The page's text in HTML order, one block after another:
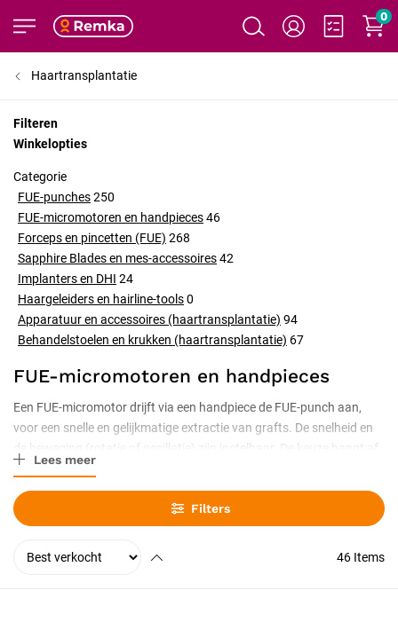
0
Haartransplantatie
FUE-micromotoren en handpieces
Een FUE-micromotor drijft via een handpiece de FUE-punch aan,
voor een snelle en gelijkmatige extractie van grafts. De snelheid en
de beweging (rotatie of oscillatie) zijn instelbaar. De keuze hangt af
van de functies en de ergonomie. Met instelbare snelheid en rotatie
of oscillatie, en een gebalanceerde handpiece.
Lees meer
Filters
46 Items
Filteren
Winkelopties
Categorie
FUE-punches250
FUE-micromotoren en handpieces46
Forceps en pincetten (FUE) 268
Sapphire Blades en mes-accessoires42
Implanters en DHI 24
Haargeleiders en hairline-tools0
Apparatuur en accessoires (haartransplantatie) 94
Behandelstoelen en krukken (haartransplantatie) 67